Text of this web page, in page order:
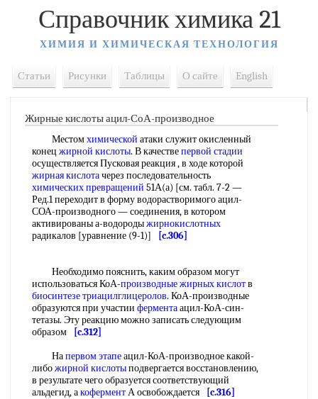
Справочник химика 21
ХИМИЯ И ХИМИЧЕСКАЯ ТЕХНОЛОГИЯ
Статьи Рисунки Таблицы О сайте English
Жирные кислоты ацил-СоА-производное
Местомхимической атаки служит окисленный
конец жирной кислоты. В качествепервой стадии
осуществляется Пусковая реакция , в ходе которой
жирная кислотачерез последовательность
химических превращений 51А(а) [см. табл. 7-2 —
Ред.1 переходит в форму водорастворимого ацил-
СОА-производного — соединения, в котором
активированы а-водородыжирнокислотных
радикалов [уравнение (9-1)]
[c.306]
Необходимо пояснить, каким образом могут
использоваться КоА-производные жирных кислотв
биосинтезе триацилглицеролов. КоА-производные
образуются при участии ферментаацил-КоА-син-
тетазы. Эту реакцию можно записать следующим
образом
[c.312]
Напервом этапеацил-КоА-производное какой-
либожирной кислотыподвергается восстановлению,
в результате чего образуется соответствующий
альдегид, акоферментА освобождается
[c.316]